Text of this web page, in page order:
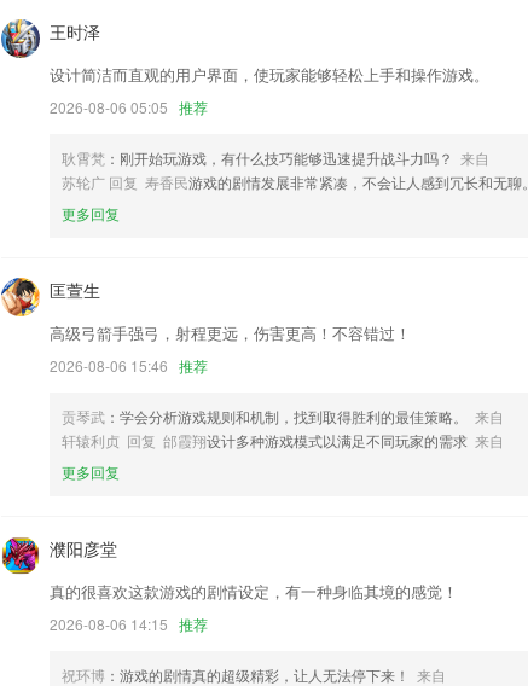
支持将导入的视频转码为较低的分辨率
新增支持新款插线板P2远程开关机
修复一些问题
新增邀请评价；
联系我们
王时泽
设计简洁而直观的用户界面，使玩家能够轻松上手和操作游戏。
2026-08-06 05:05 推荐
耿霄梵 ：刚开始玩游戏，有什么技巧能够迅速提升战斗力吗？ 来自
苏轮广 回复 寿香民游戏的剧情发展非常紧凑，不会让人感到冗长和无聊。
更多回复
匡萱生
高级弓箭手强弓，射程更远，伤害更高！不容错过！
2026-08-06 15:46 推荐
贡琴武 ：学会分析游戏规则和机制，找到取得胜利的最佳策略。
来自
轩辕利贞 回复 邰霞翔设计多种游戏模式以满足不同玩家的需求 来自
更多回复
濮阳彦堂
真的很喜欢这款游戏的剧情设定，有一种身临其境的感觉！
2026-08-06 14:15 推荐
祝环博 ：游戏的剧情真的超级精彩，让人无法停下来！
来自